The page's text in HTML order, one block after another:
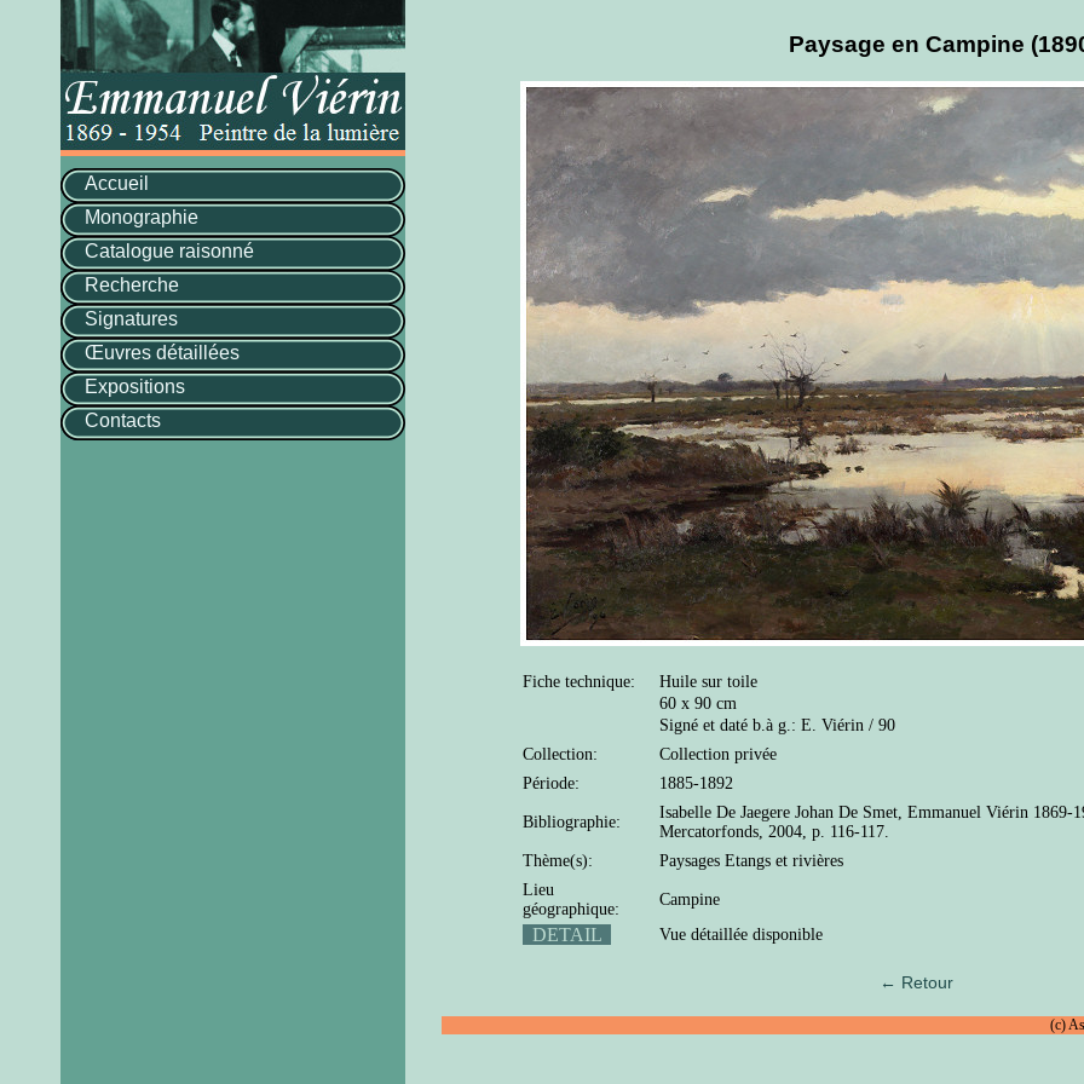
Accueil
Monographie
Catalogue raisonné
Recherche
Signatures
Œuvres détaillées
Expositions
Contacts
Paysage en Campine
Fiche technique:
Huile sur toile
60 x 90 cm
Signé et daté b.à g.: E. Viérin / 90
Collection:
Collection privée
Période:
1885-1892
Bibliographie:
Isabelle De Jaegere Johan De Smet, Emmanuel Viérin
Mercatorfonds, 2004, p. 116-117.
Thème(s):
Paysages Etangs et rivières
Lieu
géographique:
Campine
DETAIL Vue détaillée disponible
← Retour
(c)